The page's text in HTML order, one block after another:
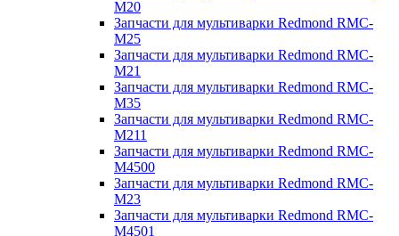
M20
Запчасти для мультиварки Redmond RMC-
M25
Запчасти для мультиварки Redmond RMC-
M21
Запчасти для мультиварки Redmond RMC-
M35
Запчасти для мультиварки Redmond RMC-
M211
Запчасти для мультиварки Redmond RMC-
M4500
Запчасти для мультиварки Redmond RMC-
M23
Запчасти для мультиварки Redmond RMC-
M4501